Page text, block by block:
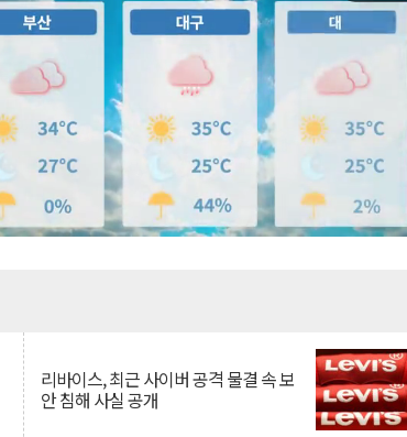
리바이스, 최근 사이버 공격 물결 속 보
안 침해 사실 공개